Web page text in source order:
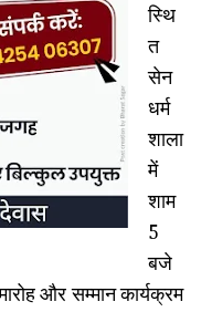
स्थि
त
सेन
धर्म
शाला
में
शाम
5
बजे
और सम्मान कार्यक्रम